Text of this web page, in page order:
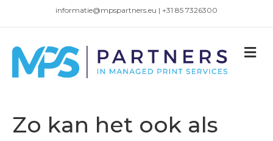
informatie@mpspartners.eu | +31 85 7326300
M
e
Zo kan het ook als